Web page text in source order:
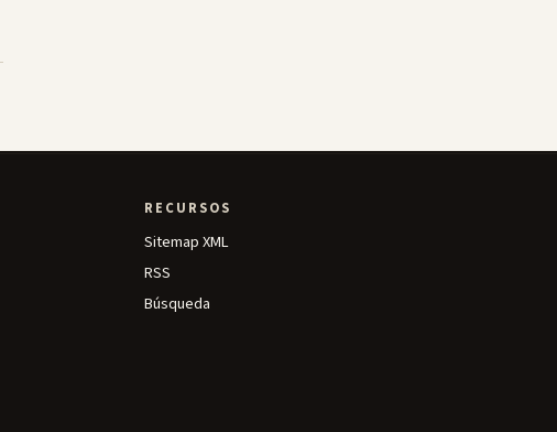
RECURSOS
Sitemap XML
RSS
Búsqueda